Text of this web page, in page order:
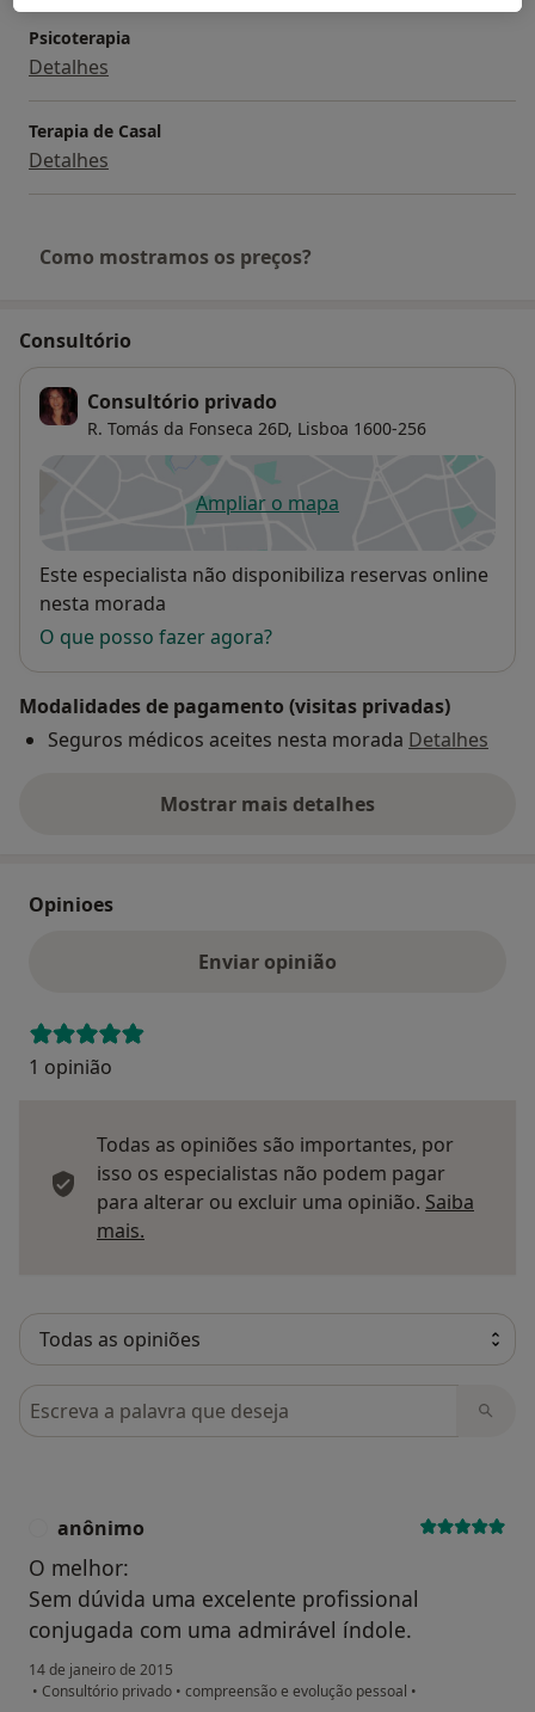
Psicoterapia
Detalhes
Terapia de Casal
Detalhes
Como mostramos os preços?
Consultório
Consultório privado
R. Tomás da Fonseca 26D, Lisboa 1600-256
Ampliar o mapaabre num novo separador
Disponibilidade
Este especialista não disponibiliza reservas online
nesta morada
O que posso fazer agora?
Modalidades de pagamento (visitas privadas)
Seguros médicos aceites nesta morada Detalhes
Mostrar mais detalhes
sobre o endereço
Opinioes
Enviar opinião
1 opinião
Todas as opiniões são importantes, por
isso os especialistas não podem pagar
para alterar ou excluir uma opinião. Saiba
mais.
Pesquisar em opiniões
anônimo
O melhor:
Sem dúvida uma excelente profissional
conjugada com uma admirável índole.
14 de janeiro de 2015
• Consultório privado • compreensão e evolução pessoal •